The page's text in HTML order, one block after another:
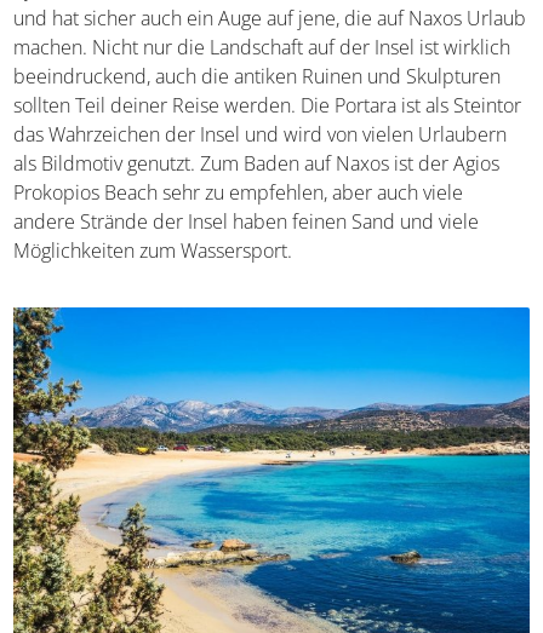
und hat sicher auch ein Auge auf jene, die auf Naxos
Urlaub machen. Nicht nur die Landschaft auf der Insel ist
wirklich beeindruckend, auch die antiken Ruinen und
Skulpturen sollten Teil deiner Reise werden. Die Portara
ist als Steintor das Wahrzeichen der Insel und wird von
vielen Urlaubern als Bildmotiv genutzt. Zum Baden auf
Naxos ist der Agios Prokopios Beach sehr zu empfehlen,
aber auch viele andere Strände der Insel haben feinen
Sand und viele Möglichkeiten zum Wassersport.